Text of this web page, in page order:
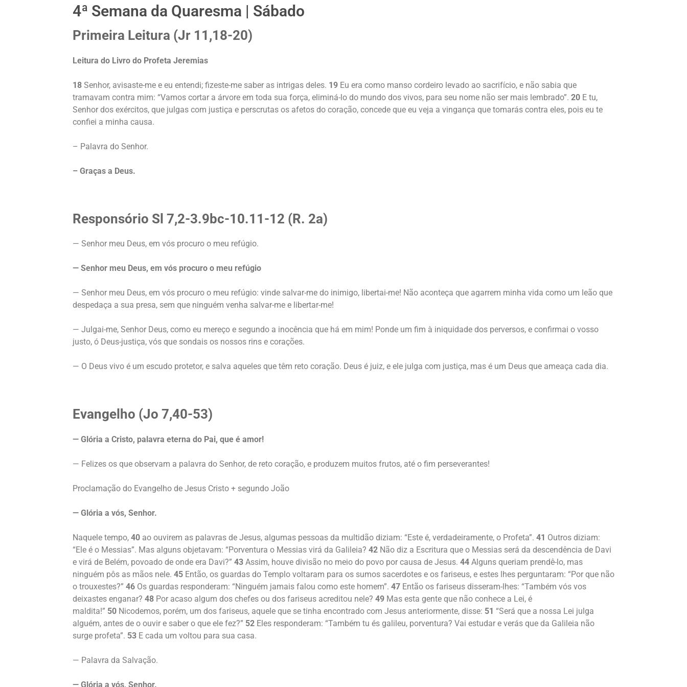
4ª Semana da Quaresma | Sábado
Primeira Leitura (Jr 11,18-20)
Leitura do Livro do Profeta Jeremias
18 Senhor, avisaste-me e eu entendi; fizeste-me saber as intrigas deles. 19 Eu era como manso cordeiro levado ao sacrifício, e não sabia que
tramavam contra mim: “Vamos cortar a árvore em toda sua força, eliminá-lo do mundo dos vivos, para seu nome não ser mais lembrado”. 20 E tu,
Senhor dos exércitos, que julgas com justiça e perscrutas os afetos do coração, concede que eu veja a vingança que tomarás contra eles, pois eu te
confiei a minha causa.
– Palavra do Senhor.
– Graças a Deus.
Responsório Sl 7,2-3.9bc-10.11-12 (R. 2a)
— Senhor meu Deus, em vós procuro o meu refúgio.
— Senhor meu Deus, em vós procuro o meu refúgio
— Senhor meu Deus, em vós procuro o meu refúgio: vinde salvar-me do inimigo, libertai-me! Não aconteça que agarrem minha vida como um leão que
despedaça a sua presa, sem que ninguém venha salvar-me e libertar-me!
— Julgai-me, Senhor Deus, como eu mereço e segundo a inocência que há em mim! Ponde um fim à iniquidade dos perversos, e confirmai o vosso
justo, ó Deus-justiça, vós que sondais os nossos rins e corações.
— O Deus vivo é um escudo protetor, e salva aqueles que têm reto coração. Deus é juiz, e ele julga com justiça, mas é um Deus que ameaça cada dia.
Evangelho (Jo 7,40-53)
— Glória a Cristo, palavra eterna do Pai, que é amor!
— Felizes os que observam a palavra do Senhor, de reto coração, e produzem muitos frutos, até o fim perseverantes!
Proclamação do Evangelho de Jesus Cristo + segundo João
— Glória a vós, Senhor.
Naquele tempo, 40 ao ouvirem as palavras de Jesus, algumas pessoas da multidão diziam: “Este é, verdadeiramente, o Profeta”. 41 Outros diziam:
“Ele é o Messias”. Mas alguns objetavam: “Porventura o Messias virá da Galileia? 42 Não diz a Escritura que o Messias será da descendência de Davi
e virá de Belém, povoado de onde era Davi?” 43 Assim, houve divisão no meio do povo por causa de Jesus. 44 Alguns queriam prendê-lo, mas
ninguém pôs as mãos nele. 45 Então, os guardas do Templo voltaram para os sumos sacerdotes e os fariseus, e estes lhes perguntaram: “Por que não
o trouxestes?” 46 Os guardas responderam: “Ninguém jamais falou como este homem”. 47 Então os fariseus disseram-lhes: “Também vós vos
deixastes enganar? 48 Por acaso algum dos chefes ou dos fariseus acreditou nele? 49 Mas esta gente que não conhece a Lei, é
maldita!” 50 Nicodemos, porém, um dos fariseus, aquele que se tinha encontrado com Jesus anteriormente, disse: 51 “Será que a nossa Lei julga
alguém, antes de o ouvir e saber o que ele fez?” 52 Eles responderam: “Também tu és galileu, porventura? Vai estudar e verás que da Galileia não
surge profeta”. 53 E cada um voltou para sua casa.
— Palavra da Salvação.
— Glória a vós, Senhor.